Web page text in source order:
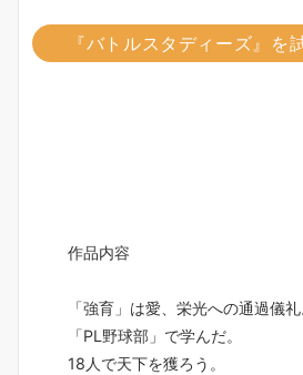
『バトルスタディーズ』を
作品内容
「強育」は愛、栄光への通過儀
「PL野球部」で学んだ。
18人で天下を獲ろう。